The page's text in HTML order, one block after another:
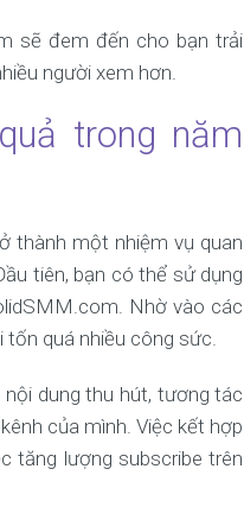
sẽ đem đến cho bạn trải
người xem hơn.
trong năm
thành một nhiệm vụ quan
tiên, bạn có thể sử dụng
Nhờ vào các
tốn quá nhiều công sức.
dung thu hút, tương tác
của mình. Việc kết hợp
tăng lượng subscribe trên